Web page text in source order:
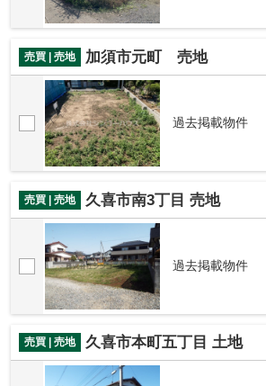
売買 | 売地 加須市元町 売地
過去掲載物件
売買 | 売地 久喜市南3丁目 売地
過去掲載物件
売買 | 売地 久喜市本町五丁目 土地